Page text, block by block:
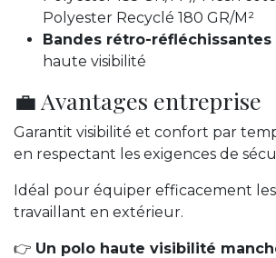
Polyester Recyclé 180 GR/M²
Bandes rétro-réfléchissantes
haute visibilité
💼 Avantages entreprise
Garantit visibilité et confort par
en respectant les exigences de
Idéal pour équiper efficacement
travaillant en extérieur.
👉 Un polo haute visibilité